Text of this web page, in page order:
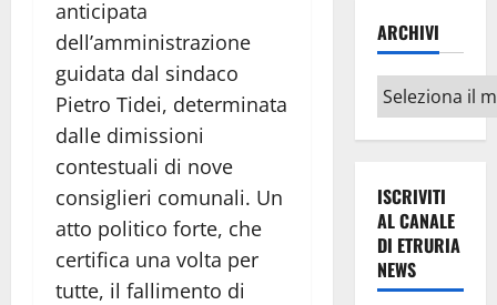
anticipata
dell’amministrazione
guidata dal sindaco
Pietro Tidei, determinata
dalle dimissioni
contestuali di nove
consiglieri comunali. Un
atto politico forte, che
certifica una volta per
tutte, il fallimento di
ARCHIVI
Archivi
ISCRIVITI
AL CANALE
DI ETRURIA
NEWS